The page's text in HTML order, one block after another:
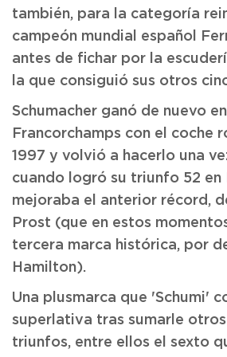
también, para la categoría
campeón mundial español
antes de fichar por la
la que consiguió sus otros
Schumacher ganó de nuevo
Francorchamps con el coche
1997 y volvió a hacerlo una
cuando logró su triunfo 52 en
mejoraba el anterior récord,
Prost (que en estos
tercera marca histórica, por
Hamilton).
Una plusmarca que 'Schumi'
superlativa tras sumarle
triunfos, entre ellos el sexto